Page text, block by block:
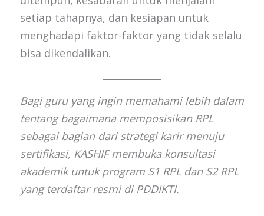
setiap tahapnya, dan kesiapan untuk
menghadapi faktor-faktor yang tidak selalu
bisa dikendalikan.
Bagi guru yang ingin memahami lebih dalam
tentang bagaimana memposisikan RPL
sebagai bagian dari strategi karir menuju
sertifikasi, KASHIF membuka konsultasi
akademik untuk program S1 RPL dan S2 RPL
yang terdaftar resmi di PDDIKTI.